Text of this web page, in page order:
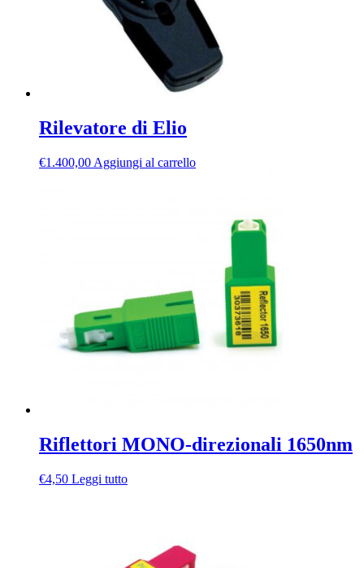
Rilevatore di Elio
€1.400,00 Aggiungi al carrello
Riflettori MONO-direzionali 1650nm
€4,50 Leggi tutto